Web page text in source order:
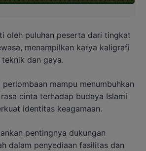
oleh puluhan peserta dari tingkat
menampilkan karya kaligrafi
dan gaya.
perlombaan mampu menumbuhkan
cinta terhadap budaya Islami
identitas keagamaan.
pentingnya dukungan
dalam penyediaan fasilitas dan